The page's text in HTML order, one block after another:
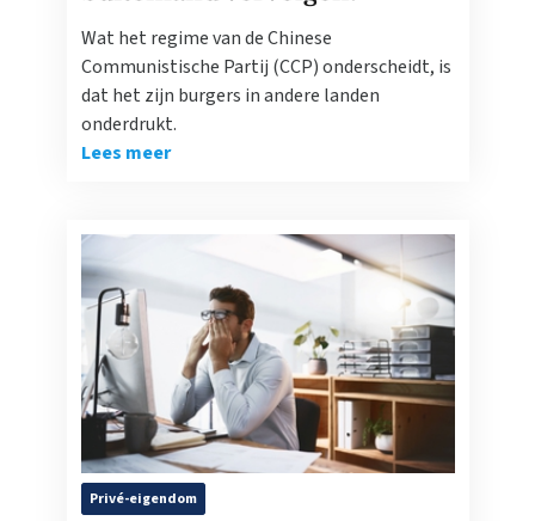
Wat het regime van de Chinese
Communistische Partij (CCP) onderscheidt, is
dat het zijn burgers in andere landen
onderdrukt.
Lees meer
Privé-eigendom